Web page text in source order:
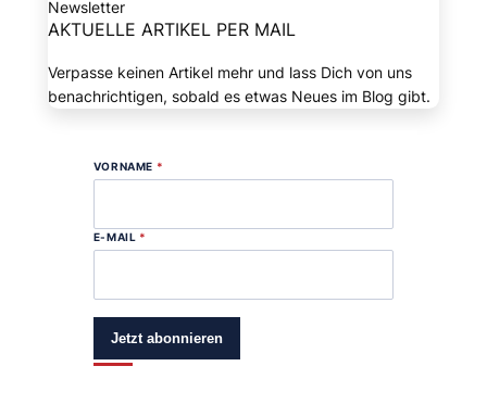
Newsletter
AKTUELLE ARTIKEL PER MAIL
Verpasse keinen Artikel mehr und lass Dich von uns
benachrichtigen, sobald es etwas Neues im Blog gibt.
VORNAME *
E-MAIL *
Jetzt abonnieren